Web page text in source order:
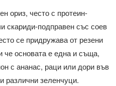
ориз, често с протеин-
скариди-подправен със соев
се придружава от резени
че основата е една и съща,
с ананас, раци или дори във
различни зеленчуци.